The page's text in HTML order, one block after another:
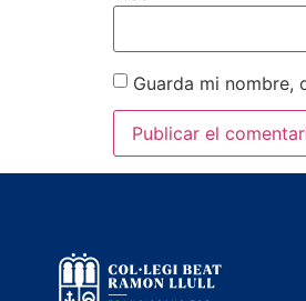
Guarda mi nombre,